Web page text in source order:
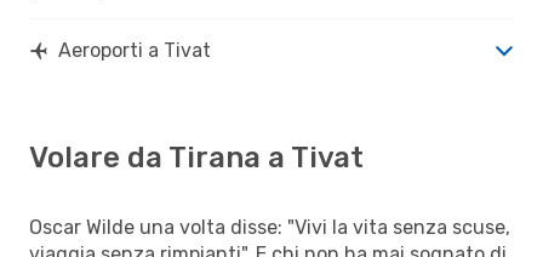
Aeroporti a Tivat
Volare da Tirana a Tivat
Oscar Wilde una volta disse: "Vivi la vita senza scuse,